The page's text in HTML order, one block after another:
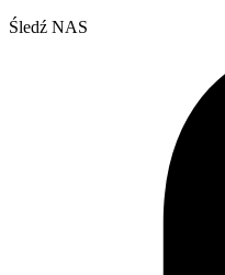
Śledź NAS